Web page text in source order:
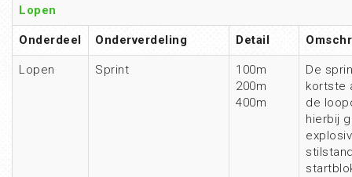
Lopen
Onderdeel Onderverdeling Detail
Lopen Sprint
100m
200m
400m
De
kortste
de
hierbij